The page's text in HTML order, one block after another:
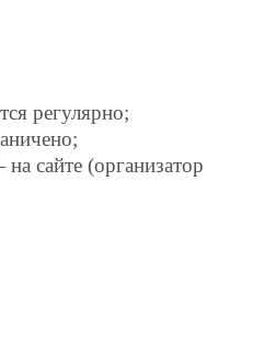
регулярно;
сайте (организатор